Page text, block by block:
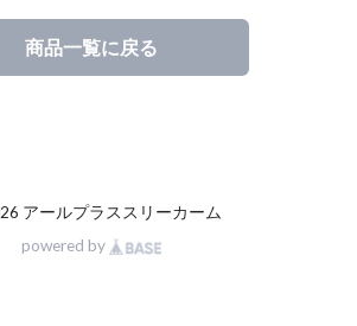
商品一覧に戻る
アールプラススリーカーム
powered by